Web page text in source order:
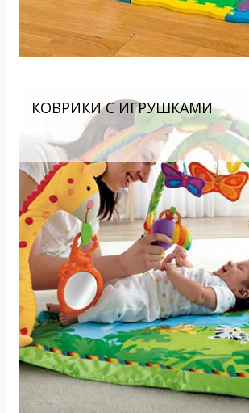
КОВРИКИ С ИГРУШКАМИ